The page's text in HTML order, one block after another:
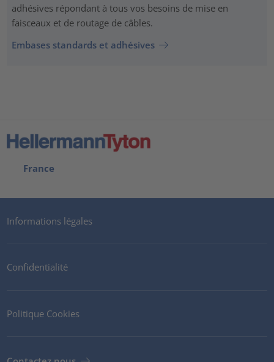
adhésives répondant à tous vos besoins de mise en
faisceaux et de routage de câbles.
Embases standards et adhésives
France
Informations légales
Confidentialité
Politique Cookies